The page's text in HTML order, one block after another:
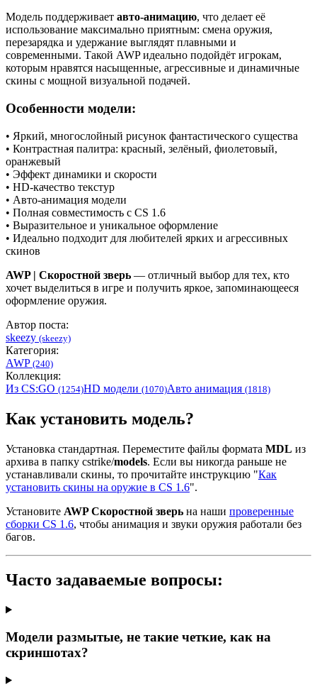
Модель поддерживает авто-анимацию, что делает её
использование максимально приятным: смена оружия,
перезарядка и удержание выглядят плавными и
современными. Такой AWP идеально подойдёт игрокам,
которым нравятся насыщенные, агрессивные и динамичные
скины с мощной визуальной подачей.
Особенности модели:
• Яркий, многослойный рисунок фантастического существа
• Контрастная палитра: красный, зелёный, фиолетовый,
оранжевый
• Эффект динамики и скорости
• HD-качество текстур
• Авто-анимация модели
• Полная совместимость с CS 1.6
• Выразительное и уникальное оформление
• Идеально подходит для любителей ярких и агрессивных
скинов
AWP | Скоростной зверь — отличный выбор для тех, кто
хочет выделиться в игре и получить яркое, запоминающееся
оформление оружия.
Автор поста:
skeezy (skeezy)
Категория:
AWP (240)
Коллекция:
Из CS:GO (1254)HD модели (1070)Авто анимация (1818)
Как установить модель?
Установка стандартная. Переместите файлы формата MDL из
архива в папку cstrike/models. Если вы никогда раньше не
устанавливали скины, то прочитайте инструкцию "Как
установить скины на оружие в CS 1.6".
Установите AWP Скоростной зверь на наши проверенные
сборки CS 1.6, чтобы анимация и звуки оружия работали без
багов.
Часто задаваемые вопросы:
Модели размытые, не такие четкие, как на
скриншотах?